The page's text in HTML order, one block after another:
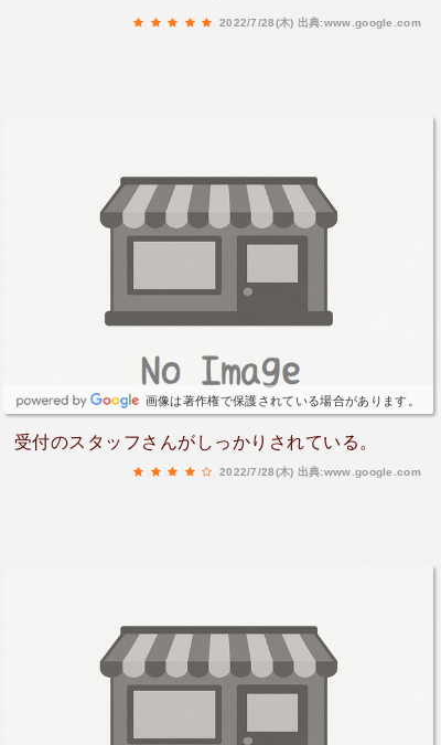
2022/7/28(木) 出典:www.google.com
画像は著作権で保護されている場合があります。
受付のスタッフさんがしっかりされている。
2022/7/28(木) 出典:www.google.com